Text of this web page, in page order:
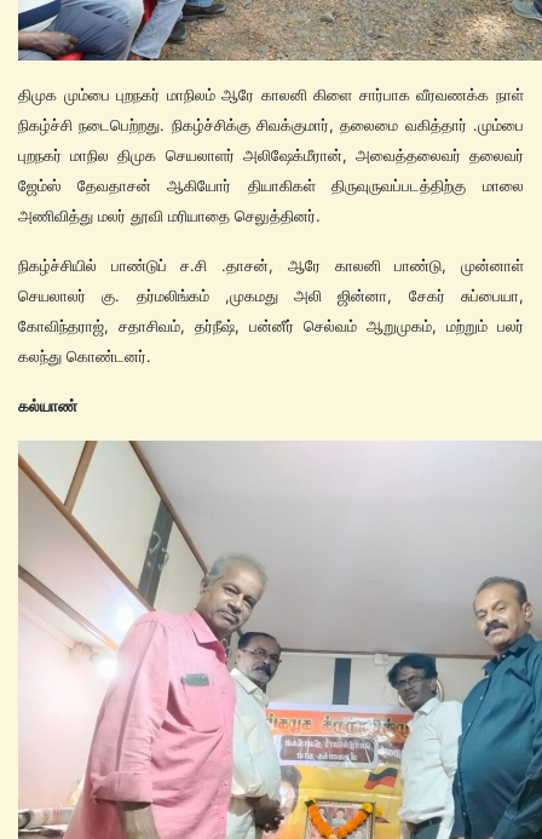
திமுக மும்பை புறநகர் மாநிலம் ஆரே காலனி கிளை சார்பாக வீரவணக்க நாள்
நிகழ்ச்சி நடைபெற்றது. நிகழ்ச்சிக்கு சிவக்குமார், தலைமை வகித்தார் .மும்பை
புறநகர் மாநில திமுக செயலாளர் அலிஷேக்மீரான், அவைத்தலைவர் தலைவர்
ஜேம்ஸ் தேவதாசன் ஆகியோர் தியாகிகள் திருவுருவப்படத்திற்கு மாலை
அணிவித்து மலர் தூவி மரியாதை செலுத்தினர்.
நிகழ்ச்சியில் பாண்டுப் ச.சி .தாசன், ஆரே காலனி பாண்டு, முன்னாள்
செயலாலர் கு. தர்மலிங்கம் ,முகமது அலி ஜின்னா, சேகர் சுப்பையா,
கோவிந்தராஜ், சதாசிவம், தர்நீஷ், பன்னீர் செல்வம் ஆறுமுகம், மற்றும் பலர்
கலந்து கொண்டனர்.
கல்யாண்